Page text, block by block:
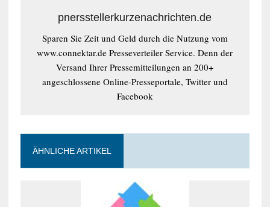
pnersstellerkurzenachrichten.de
Sparen Sie Zeit und Geld durch die Nutzung vom
www.connektar.de Presseverteiler Service. Denn der
Versand Ihrer Pressemitteilungen an 200+
angeschlossene Online-Presseportale, Twitter und
Facebook
ÄHNLICHE ARTIKEL